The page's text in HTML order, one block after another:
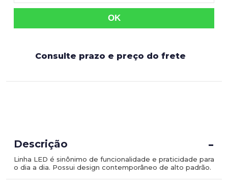
Consulte prazo e preço do frete
Descrição -
Linha LED é sinônimo de funcionalidade e praticidade para
o dia a dia. Possui design contemporâneo de alto padrão.